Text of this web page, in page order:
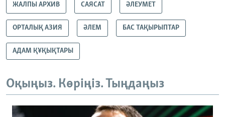
ЖАЛПЫ АРХИВ САЯСАТ ӘЛЕУМЕТ
ОРТАЛЫҚ АЗИЯ ӘЛЕМ БАС ТАҚЫРЫПТАР
АДАМ ҚҰҚЫҚТАРЫ
Оқыңыз. Көріңіз. Тыңдаңыз